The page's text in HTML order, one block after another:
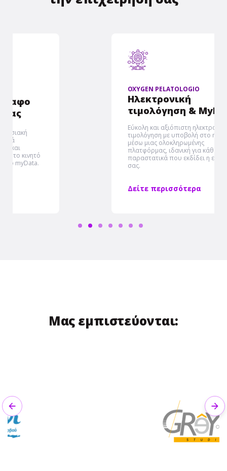
τιμολόγηση & MyData
Εύκολη και αξιόπιστη ηλεκτρονική
τιμολόγηση με υποβολή στο myDATA
μέσω μιας ολοκληρωμένης
πλατφόρμας, ιδανική για κάθε είδους
παραστατικά που εκδίδει η επιχείρηση
Δείτε περισσότερα
Μας εμπιστεύονται:
Previous